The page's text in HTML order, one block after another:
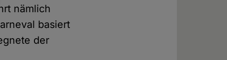
nämlich
basiert
der